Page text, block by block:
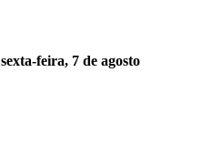
sexta-feira, 7 de agosto